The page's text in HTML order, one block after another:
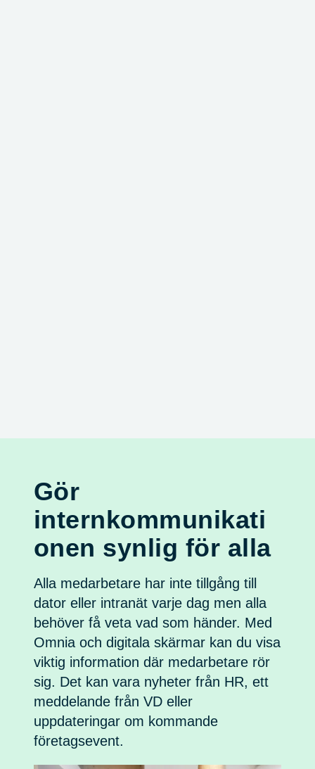
Gör
internkommunikati
onen synlig för alla
Alla medarbetare har inte tillgång till
dator eller intranät varje dag men alla
behöver få veta vad som händer. Med
Omnia och digitala skärmar kan du visa
viktig information där medarbetare rör
sig. Det kan vara nyheter från HR, ett
meddelande från VD eller
uppdateringar om kommande
företagsevent.